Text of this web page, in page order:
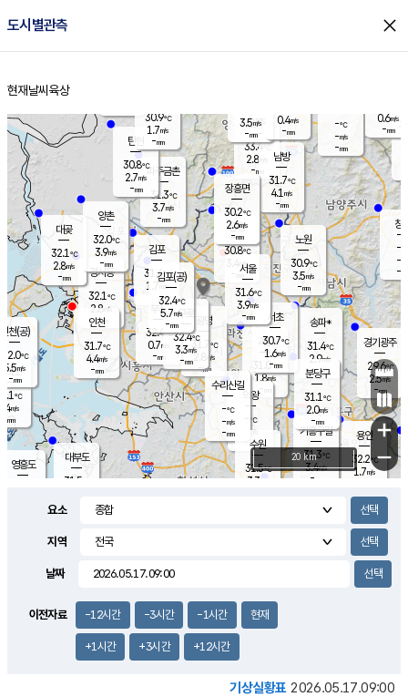
도시별관측 close
홈
현재날씨 육상
의도
℃
m/s
mm
영흥도
양주
33.4℃
2.8
-mm
과천
31.0℃
1.8m/s
- mm
용인
32.2℃
1.7m/s
경기광주
29.6℃
2.5m/s
-mm
3.8m/s
대부도
31.5
경서동
32.1℃
2.8 m/s
-mm
파주금촌
31.3℃
3.7m/s
-mm
-℃
-m/s
-mm
대곶
32.1℃
2.8m/s
-mm
창
-
-m/
-
탄현
30.8℃
2.7m/s
-mm
0.6m/s
-mm
의왕
- ℃
m/s
mm
김포
31.4℃
1.7 m/s
mm
광명
31.7 ℃
2.8 m/s
-mm
부천
32.4℃
0.7m/s
-mm
양촌
32.0℃
3.9m/s
-mm
구로
32.4℃
3.3m/s
-mm
은평
30.8℃
3.4 m/s
- mm
노원
30.9℃
3.5m/s
-mm
송파*
31.4℃
2.9m/s
-mm
서초
30.7℃
1.6m/s
-mm
남방
31.7℃
4.1 m/s
-mm
기흥구갈
31.3℃
3.4m/s
-
수리산길
-℃
-m/s
-mm
분당구
31.1℃
2.0m/s
-mm
장흥면
30.2℃
2.6m/s
-mm
3.5m/s
-mm
인천(공)
32.0℃
5.5m/s
-mm
김포(공)
32.4℃
5.7m/s
-mm
수원
31.5℃
3.3 m/s
인천
31.7℃
4.4m/s
-mm
서울
31.6℃
3.9m/s
-mm
30.9℃
1.7m/s
-mm
0.4m/s
-mm
+
−
20 km
요소
지역
날짜
이전자료 -12시간 -3시간 -1시간 현재
+1시간 +3시간 +12시간
기상실황표 2026.05.17.09:00